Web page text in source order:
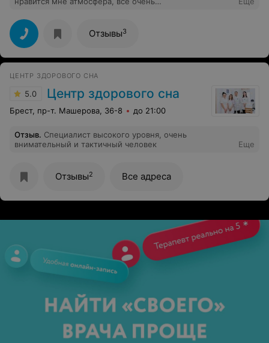
Отзывы3
ЦЕНТР ЗДОРОВОГО СНА
5.0 Центр здорового сна
Брест, пр-т. Машерова, 36-8 до 21:00
Отзыв. Специалист высокого уровня, очень
внимательный и тактичный человек
Еще
Отзывы2 Все адреса